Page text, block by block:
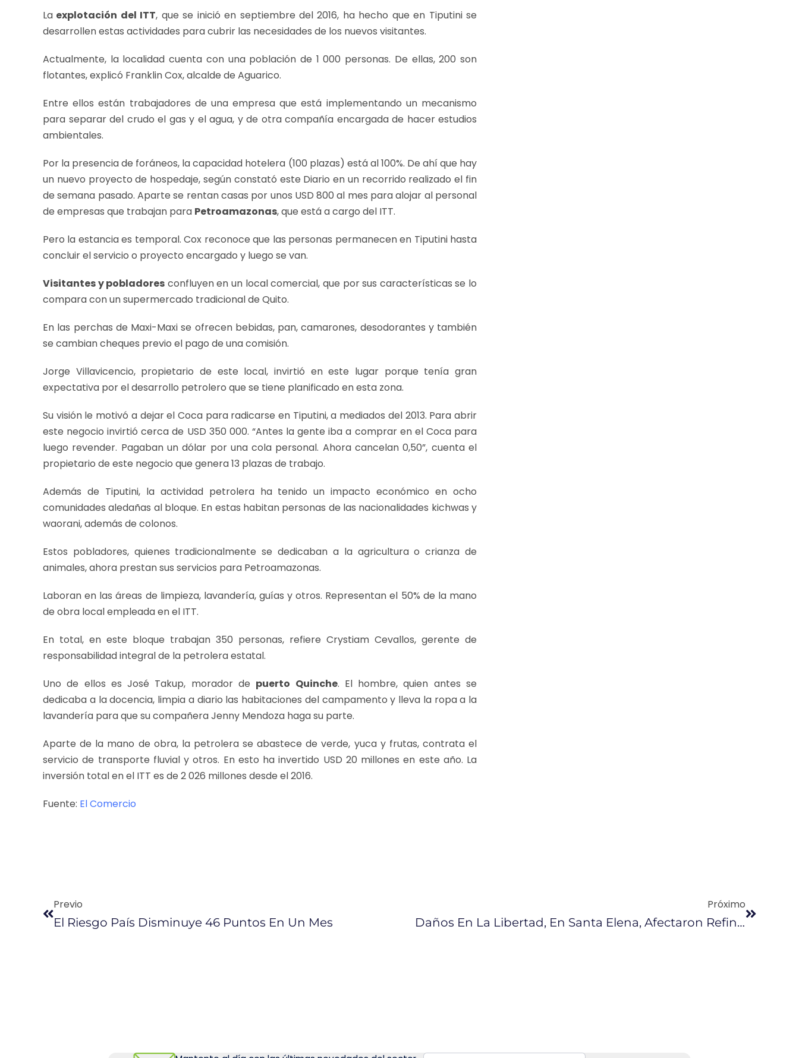
La explotación del ITT, que se inició en septiembre del 2016, ha hecho que en Tiputini se
desarrollen estas actividades para cubrir las necesidades de los nuevos visitantes.
Actualmente, la localidad cuenta con una población de 1 000 personas. De ellas, 200 son
flotantes, explicó Franklin Cox, alcalde de Aguarico.
Entre ellos están trabajadores de una empresa que está implementando un mecanismo
para separar del crudo el gas y el agua, y de otra compañía encargada de hacer estudios
ambientales.
Por la presencia de foráneos, la capacidad hotelera (100 plazas) está al 100%. De ahí que hay
un nuevo proyecto de hospedaje, según constató este Diario en un recorrido realizado el fin
de semana pasado. Aparte se rentan casas por unos USD 800 al mes para alojar al personal
de empresas que trabajan para Petroamazonas, que está a cargo del ITT.
Pero la estancia es temporal. Cox reconoce que las personas permanecen en Tiputini hasta
concluir el servicio o proyecto encargado y luego se van.
Visitantes y pobladores confluyen en un local comercial, que por sus características se lo
compara con un supermercado tradicional de Quito.
En las perchas de Maxi-Maxi se ofrecen bebidas, pan, camarones, desodorantes y también
se cambian cheques previo el pago de una comisión.
Jorge Villavicencio, propietario de este local, invirtió en este lugar porque tenía gran
expectativa por el desarrollo petrolero que se tiene planificado en esta zona.
Su visión le motivó a dejar el Coca para radicarse en Tiputini, a mediados del 2013. Para abrir
este negocio invirtió cerca de USD 350 000. “Antes la gente iba a comprar en el Coca para
luego revender. Pagaban un dólar por una cola personal. Ahora cancelan 0,50”, cuenta el
propietario de este negocio que genera 13 plazas de trabajo.
Además de Tiputini, la actividad petrolera ha tenido un impacto económico en ocho
comunidades aledañas al bloque. En estas habitan personas de las nacionalidades kichwas y
waorani, además de colonos.
Estos pobladores, quienes tradicionalmente se dedicaban a la agricultura o crianza de
animales, ahora prestan sus servicios para Petroamazonas.
Laboran en las áreas de limpieza, lavandería, guías y otros. Representan el 50% de la mano
de obra local empleada en el ITT.
En total, en este bloque trabajan 350 personas, refiere Crystiam Cevallos, gerente de
responsabilidad integral de la petrolera estatal.
Uno de ellos es José Takup, morador de puerto Quinche. El hombre, quien antes se
dedicaba a la docencia, limpia a diario las habitaciones del campamento y lleva la ropa a la
lavandería para que su compañera Jenny Mendoza haga su parte.
Aparte de la mano de obra, la petrolera se abastece de verde, yuca y frutas, contrata el
servicio de transporte fluvial y otros. En esto ha invertido USD 20 millones en este año. La
inversión total en el ITT es de 2 026 millones desde el 2016.
Fuente: El Comercio
Previo
El Riesgo País Disminuye 46 Puntos En Un Mes
Próximo
Daños En La Libertad, En Santa Elena, Afectaron Refinación